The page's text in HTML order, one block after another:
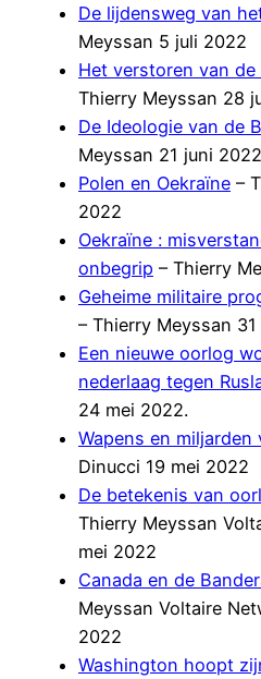
De lijdensweg van
Meyssan 5 juli 2022
Het verstoren van de
Thierry Meyssan 28
De Ideologie van de
Meyssan 21 juni 2022
Polen en Oekraïne –
2022
Oekraïne :
onbegrip – Thierry
Geheime militaire
– Thierry Meyssan
Een nieuwe oorlog
nederlaag tegen
24 mei 2022.
Wapens en miljarden
Dinucci 19 mei 2022
De betekenis van
Thierry Meyssan
mei 2022
Canada en de
Meyssan Voltaire
2022
Washington hoopt